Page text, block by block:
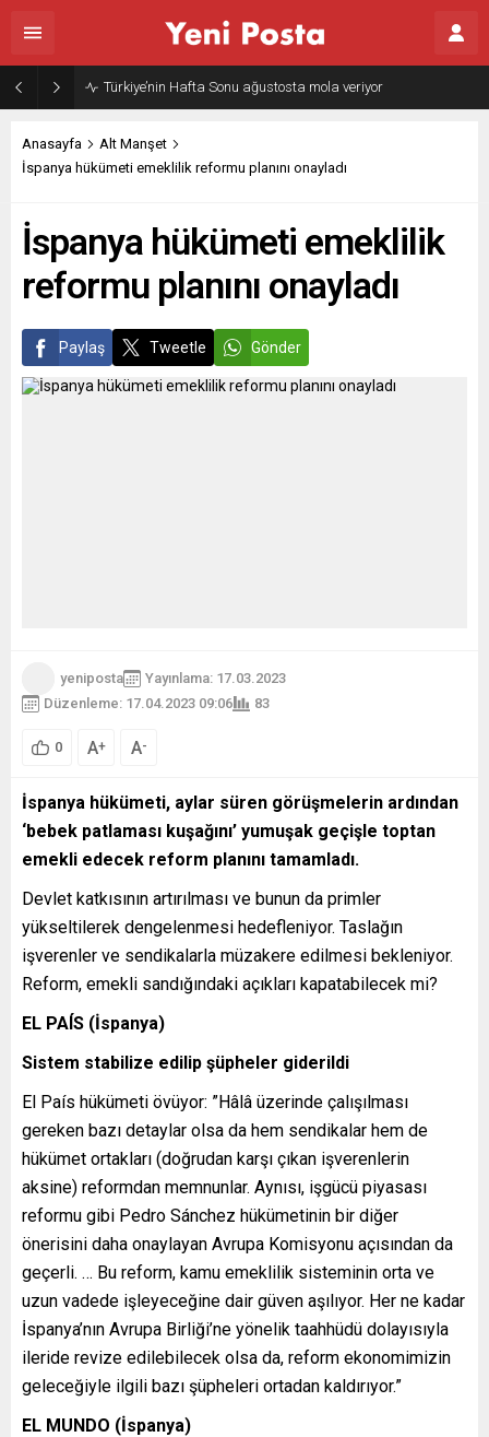
Türkiye’nin Hafta Sonu ağustosta mola veriyor
Anasayfa
Alt Manşet
İspanya hükümeti emeklilik reformu planını onayladı
İspanya hükümeti emeklilik
reformu planını onayladı
Paylaş Tweetle Gönder
yeniposta
Yayınlama: 17.03.2023
Düzenleme: 17.04.2023 09:06
83
0 A+ A-
İspanya hükümeti, aylar süren görüşmelerin ardından
‘bebek patlaması kuşağını’ yumuşak geçişle toptan
emekli edecek reform planını tamamladı.
Devlet katkısının artırılması ve bunun da primler
yükseltilerek dengelenmesi hedefleniyor. Taslağın
işverenler ve sendikalarla müzakere edilmesi bekleniyor.
Reform, emekli sandığındaki açıkları kapatabilecek mi?
EL PAÍS (İspanya)
Sistem stabilize edilip şüpheler giderildi
El País hükümeti övüyor: ”Hâlâ üzerinde çalışılması
gereken bazı detaylar olsa da hem sendikalar hem de
hükümet ortakları (doğrudan karşı çıkan işverenlerin
aksine) reformdan memnunlar. Aynısı, işgücü piyasası
reformu gibi Pedro Sánchez hükümetinin bir diğer
önerisini daha onaylayan Avrupa Komisyonu açısından da
geçerli. … Bu reform, kamu emeklilik sisteminin orta ve
uzun vadede işleyeceğine dair güven aşılıyor. Her ne kadar
İspanya’nın Avrupa Birliği’ne yönelik taahhüdü dolayısıyla
ileride revize edilebilecek olsa da, reform ekonomimizin
geleceğiyle ilgili bazı şüpheleri ortadan kaldırıyor.”
EL MUNDO (İspanya)